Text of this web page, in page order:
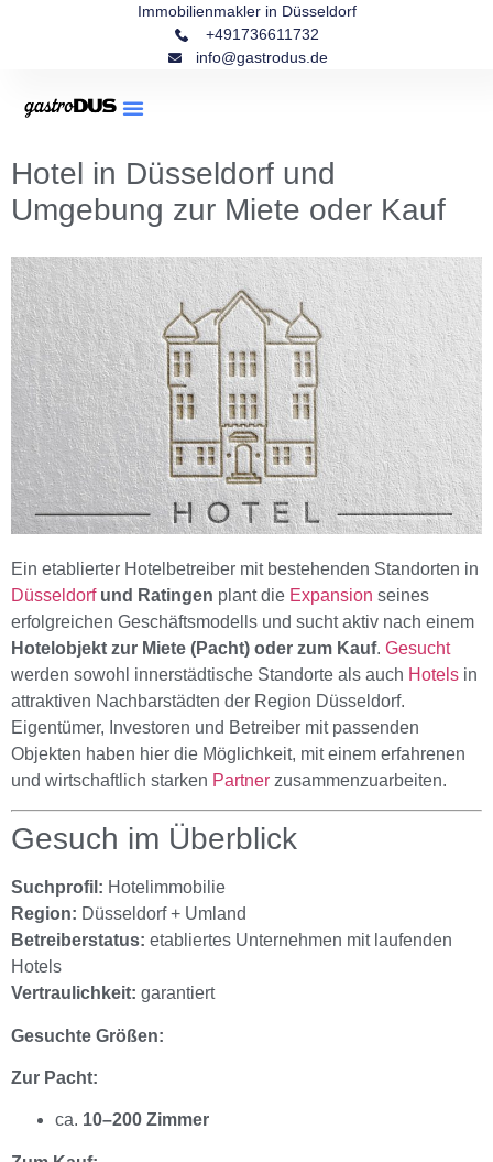
Immobilienmakler in Düsseldorf
info@gastrodus.de
+491736611732
Hotel in Düsseldorf und
Umgebung zur Miete oder Kauf
Ein etablierter Hotelbetreiber mit bestehenden Standorten in
Düsseldorfund Ratingen plant die Expansion seines
erfolgreichen Geschäftsmodells und sucht aktiv nach einem
Hotelobjekt zur Miete (Pacht) oder zum Kauf. Gesucht
werden sowohl innerstädtische Standorte als auch Hotels in
attraktiven Nachbarstädten der Region Düsseldorf.
Eigentümer, Investoren und Betreiber mit passenden
Objekten haben hier die Möglichkeit, mit einem erfahrenen
und wirtschaftlich starken Partner zusammenzuarbeiten.
Gesuch im Überblick
Suchprofil: Hotelimmobilie
Region: Düsseldorf + Umland
Betreiberstatus: etabliertes Unternehmen mit laufenden
Hotels
Vertraulichkeit: garantiert
Gesuchte Größen:
Zur Pacht:
ca. 10–200 Zimmer